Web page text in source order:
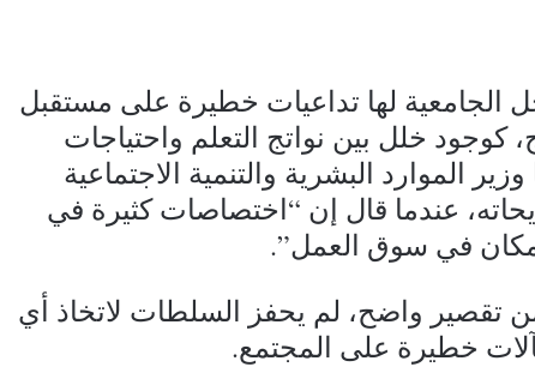
الجامعية لها تداعيات خطيرة على مستقبل
كوجود خلل بين نواتج التعلم واحتياجات
الموارد البشرية والتنمية الاجتماعية
عندما قال إن “اختصاصات كثيرة في
مكان في سوق العمل”.
تقصير واضح، لم يحفز السلطات لاتخاذ أي
خطيرة على المجتمع.